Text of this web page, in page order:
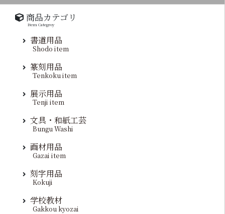
商品カテゴリ
Item Categroy
書道用品
Shodo item
篆刻用品
Tenkoku item
展示用品
Tenji item
文具・和紙工芸
Bungu Washi
画材用品
Gazai item
刻字用品
Kokuji
学校教材
Gakkou kyozai